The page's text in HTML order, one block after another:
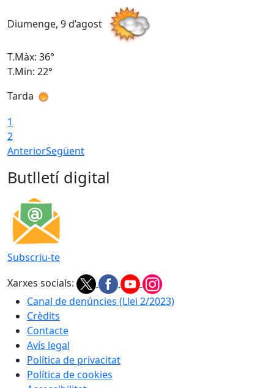
Diumenge, 9 d’agost
T.Màx: 36°
T.Min: 22°
Tarda
1
2
AnteriorSegüent
Butlletí digital
Subscriu-te
Xarxes socials:
Canal de denúncies (Llei 2/2023)
Crèdits
Contacte
Avís legal
Política de privacitat
Política de cookies